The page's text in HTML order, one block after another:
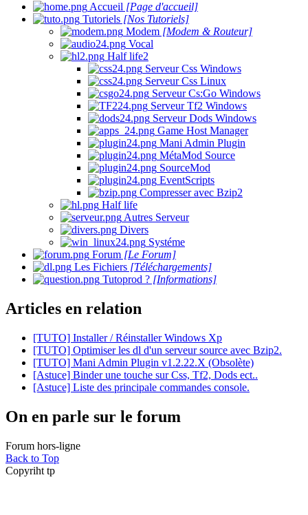
Accueil [Page d'accueil]
Tutoriels [Nos Tutoriels]
Modem [Modem & Routeur]
Vocal
Half life2
Serveur Css Windows
Serveur Css Linux
Serveur Cs:Go Windows
Serveur Tf2 Windows
Serveur Dods Windows
Game Host Manager
Mani Admin Plugin
MétaMod Source
SourceMod
EventScripts
Compresser avec Bzip2
Half life
Autres Serveur
Divers
Systéme
Forum [Le Forum]
Les Fichiers [Téléchargements]
Tutoprod ? [Informations]
Articles en relation
[TUTO] Installer / Réinstaller Windows Xp
[TUTO] Optimiser les dl d'un serveur source avec Bzip2.
[TUTO] Mani Admin Plugin v1.2.22.X (Obsolète)
[Astuce] Binder une touche sur Css, Tf2, Dods ect..
[Astuce] Liste des principale commandes console.
On en parle sur le forum
Forum hors-ligne
Back to Top
Copyriht tp